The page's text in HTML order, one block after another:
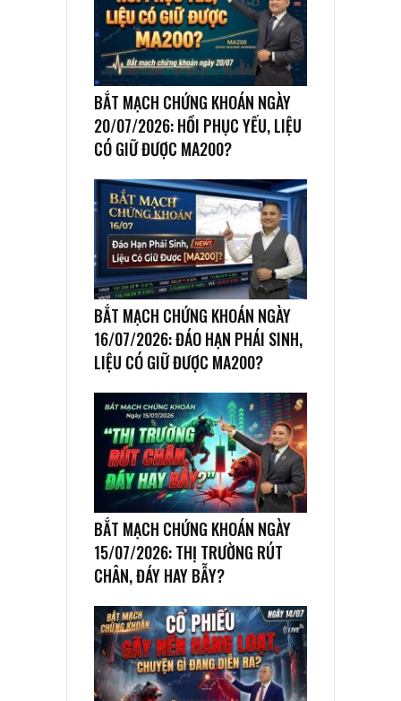
BẮT MẠCH CHỨNG KHOÁN NGÀY
20/07/2026: HỒI PHỤC YẾU, LIỆU
CÓ GIỮ ĐƯỢC MA200?
BẮT MẠCH CHỨNG KHOÁN NGÀY
16/07/2026: ĐÁO HẠN PHÁI SINH,
LIỆU CÓ GIỮ ĐƯỢC MA200?
BẮT MẠCH CHỨNG KHOÁN NGÀY
15/07/2026: THỊ TRƯỜNG RÚT
CHÂN, ĐÁY HAY BẪY?